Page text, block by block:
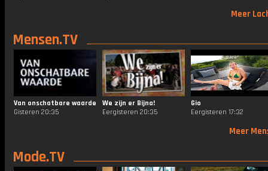
Meer
Mensen.TV
Van onschatbare waarde
Gisteren 20:35
We zijn er Bijna!
Eergisteren 20:35
Gio
Eergisteren 17:32
Meer
Mode.TV